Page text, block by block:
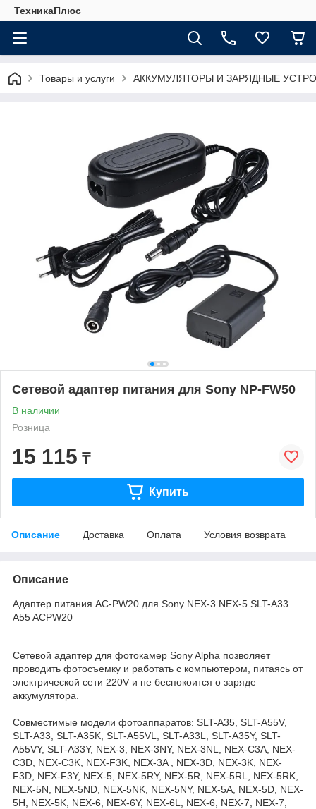
ТехникаПлюс
Товары и услуги АККУМУЛЯТОРЫ И ЗАРЯДНЫЕ
Сетевой адаптер питания для Sony NP-FW50
В наличии
Розница
15 115 ₸
Купить
Описание Доставка Оплата Условия возврата
Описание
Адаптер питания AC-PW20 для Sony NEX-3 NEX-5 SLT-A33
A55 ACPW20
Сетевой адаптер для фотокамер Sony Alpha позволяет
проводить фотосъемку и работать с компьютером, питаясь от
электрической сети 220V и не беспокоится о заряде
аккумулятора.
Совместимые модели фотоаппаратов: SLT-A35, SLT-A55V,
SLT-A33, SLT-A35K, SLT-A55VL, SLT-A33L, SLT-A35Y, SLT-
A55VY, SLT-A33Y, NEX-3, NEX-3NY, NEX-3NL, NEX-C3A, NEX-
C3D, NEX-C3K, NEX-F3K, NEX-3A , NEX-3D, NEX-3K, NEX-
F3D, NEX-F3Y, NEX-5, NEX-5RY, NEX-5R, NEX-5RL, NEX-5RK,
NEX-5N, NEX-5ND, NEX-5NK, NEX-5NY, NEX-5A, NEX-5D, NEX-
5H, NEX-5K, NEX-6, NEX-6Y, NEX-6L, NEX-6, NEX-7, NEX-7,